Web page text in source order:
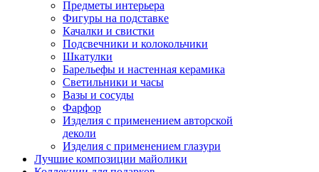
Предметы интерьера
Фигуры на подставке
Качалки и свистки
Подсвечники и колокольчики
Шкатулки
Барельефы и настенная керамика
Светильники и часы
Вазы и сосуды
Фарфор
Изделия с применением авторской
деколи
Изделия с применением глазури
Лучшие композиции майолики